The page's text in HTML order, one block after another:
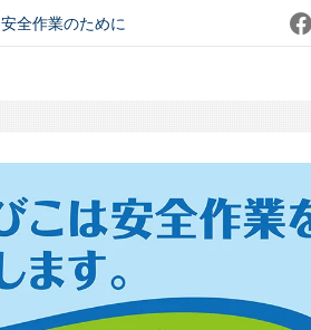
安全作業のために